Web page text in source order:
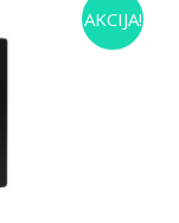
AKCIJA!